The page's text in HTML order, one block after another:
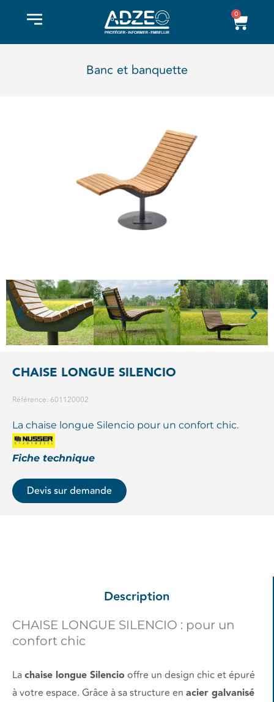
0
Banc et banquette
CHAISE LONGUE SILENCIO
Référence: 601120002
La chaise longue Silencio pour un confort chic.
Fiche technique
Devis sur demande
Description
CHAISE LONGUE SILENCIO : pour un
confort chic
Lachaise longue Silencio offre un design chic et épuré
à votre espace. Grâce à sa structure en acier galvanisé